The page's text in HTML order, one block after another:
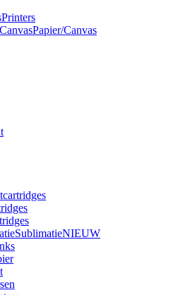
Printers
Papier/canvas
SublimatieNIEUW